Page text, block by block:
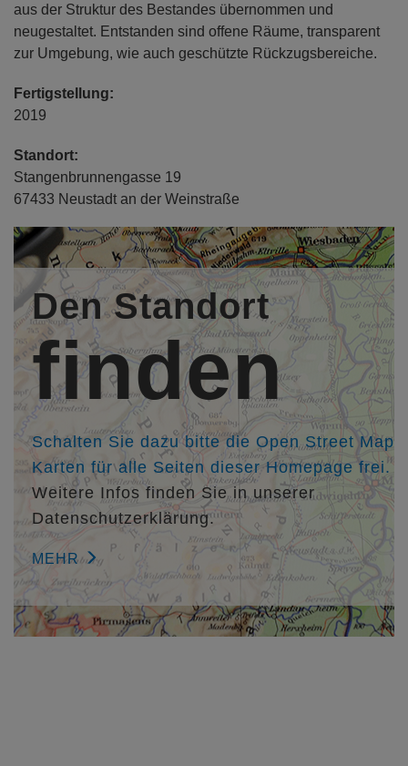
aus der Struktur des Bestandes übernommen und
neugestaltet. Entstanden sind offene Räume, transparent
zur Umgebung, wie auch geschützte Rückzugsbereiche.
Fertigstellung:
2019
Standort:
Stangenbrunnengasse 19
67433 Neustadt an der Weinstraße
Bauherr/in:
Privat , Neustadt an der Weinstraße
Entwurfsverfasser/in:
Architekt Dipl.-Ing. Andreas Völker, VölkerArchitektur,
Emmendingen
Mitarbeiter/in:
Dipl.-Ing. (FH) Michaela Schuhmacher
Architektin Sonstiges Ana-Maria Vicoveanu
Den Standort
finden
Schalten Sie dazu bitte die Open Street Map
Karten für alle Seiten dieser Homepage frei.
Weitere Infos finden Sie in unserer
Datenschutzerklärung.
MEHR